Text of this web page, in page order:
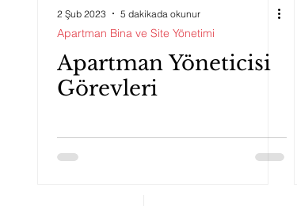
2 Şub 2023 5 dakikada okunur
Apartman Bina ve Site Yönetimi
Apartman Yöneticisi
Görevleri